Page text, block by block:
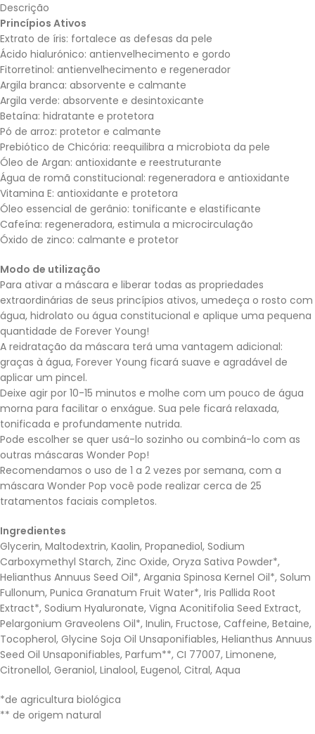
Descrição
Princípios Ativos
Extrato de íris: fortalece as defesas da pele
Ácido hialurónico: antienvelhecimento e gordo
Fitorretinol: antienvelhecimento e regenerador
Argila branca: absorvente e calmante
Argila verde: absorvente e desintoxicante
Betaína: hidratante e protetora
Pó de arroz: protetor e calmante
Prebiótico de Chicória: reequilibra a microbiota da pele
Óleo de Argan: antioxidante e reestruturante
Água de romã constitucional: regeneradora e antioxidante
Vitamina E: antioxidante e protetora
Óleo essencial de gerânio: tonificante e elastificante
Cafeína: regeneradora, estimula a microcirculação
Óxido de zinco: calmante e protetor
Modo de utilização
Para ativar a máscara e liberar todas as propriedades
extraordinárias de seus princípios ativos, umedeça o rosto com
água, hidrolato ou água constitucional e aplique uma pequena
quantidade de Forever Young!
A reidratação da máscara terá uma vantagem adicional:
graças à água, Forever Young ficará suave e agradável de
aplicar um pincel.
Deixe agir por 10-15 minutos e molhe com um pouco de água
morna para facilitar o enxágue. Sua pele ficará relaxada,
tonificada e profundamente nutrida.
Pode escolher se quer usá-lo sozinho ou combiná-lo com as
outras máscaras Wonder Pop!
Recomendamos o uso de 1 a 2 vezes por semana, com a
máscara Wonder Pop você pode realizar cerca de 25
tratamentos faciais completos.
Ingredientes
Glycerin, Maltodextrin, Kaolin, Propanediol, Sodium
Carboxymethyl Starch, Zinc Oxide, Oryza Sativa Powder*,
Helianthus Annuus Seed Oil*, Argania Spinosa Kernel Oil*, Solum
Fullonum, Punica Granatum Fruit Water*, Iris Pallida Root
Extract*, Sodium Hyaluronate, Vigna Aconitifolia Seed Extract,
Pelargonium Graveolens Oil*, Inulin, Fructose, Caffeine, Betaine,
Tocopherol, Glycine Soja Oil Unsaponifiables, Helianthus Annuus
Seed Oil Unsaponifiables, Parfum**, CI 77007, Limonene,
Citronellol, Geraniol, Linalool, Eugenol, Citral, Aqua
*de agricultura biológica
** de origem natural